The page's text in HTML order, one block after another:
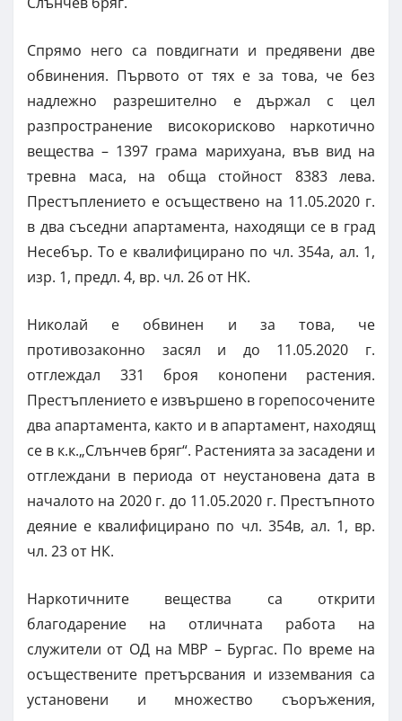
Спрямо него са повдигнати и предявени две
обвинения. Първото от тях е за това, че без
надлежно разрешително е държал с цел
разпространение високорисково наркотично
вещества – 1397 грама марихуана, във вид на
тревна маса, на обща стойност 8383 лева.
Престъплението е осъществено на 11.05.2020 г.
в два съседни апартамента, находящи се в град
Несебър. То е квалифицирано по чл. 354а, ал. 1,
изр. 1, предл. 4, вр. чл. 26 от НК.
Николай е обвинен и за това, че
противозаконно засял и до 11.05.2020 г.
отглеждал 331 броя конопени растения.
Престъплението е извършено в горепосочените
два апартамента, както и в апартамент, находящ
се в к.к.„Слънчев бряг“. Растенията за засадени и
отглеждани в периода от неустановена дата в
началото на 2020 г. до 11.05.2020 г. Престъпното
деяние е квалифицирано по чл. 354в, ал. 1, вр.
чл. 23 от НК.
Наркотичните вещества са открити
благодарение на отличната работа на
служители от ОД на МВР – Бургас. По време на
осъществените претърсвания и изземвания са
установени и множество съоръжения,